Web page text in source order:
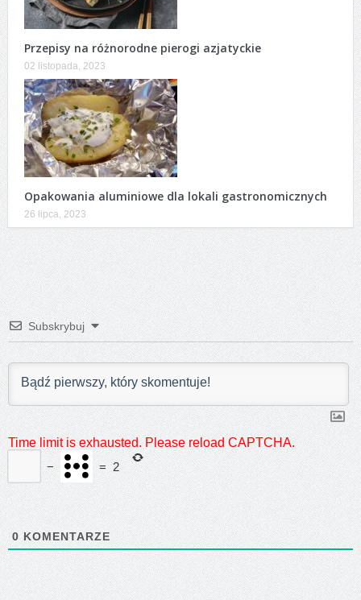
Przepisy na różnorodne pierogi azjatyckie
02 listopada, 2023
Opakowania aluminiowe dla lokali gastronomicznych
26 lipca, 2023
Subskrybuj
Time limit is exhausted. Please reload CAPTCHA.
−
= 2
0 KOMENTARZE